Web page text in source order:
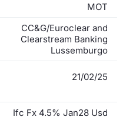
MOT
CC&G/Euroclear and
Clearstream Banking
Lussemburgo
21/02/25
Ifc Fx 4.5% Jan28 Usd